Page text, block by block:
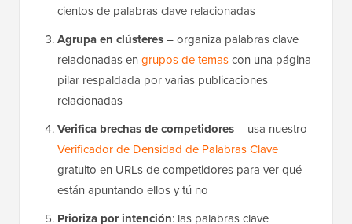
cientos de palabras clave relacionadas
Agrupa en clústeres– organiza palabras clave
relacionadas en grupos de temascon una página
pilar respaldada por varias publicaciones
relacionadas
Verifica brechas de competidores– usa nuestro
Verificador de Densidad de Palabras Clave
gratuito en URLs de competidores para ver qué
están apuntando ellos y tú no
Prioriza por intención: las palabras clave